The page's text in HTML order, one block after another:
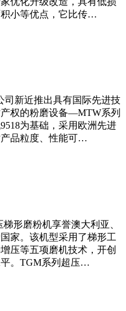
小等优点，它比传…
司新近推出具有国际先进技
权的粉磨设备—MTW系列
为基础，采用欧洲先进
品粒度、性能可…
形磨粉机享誉澳大利亚、
家。该机型采用了梯形工
压等五项磨机技术，开创
。TGM系列超压…